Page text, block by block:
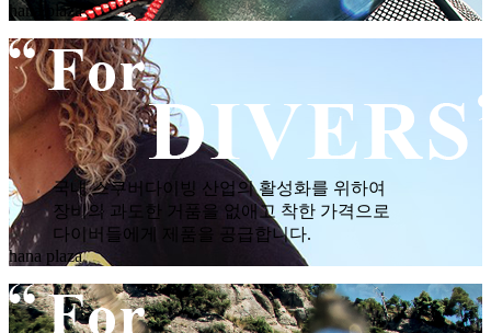
hana plaza
국내 스쿠버다이빙 산업의 활성화를 위하여
장비의 과도한 거품을 없애고 착한 가격으로
다이버들에게 제품을 공급합니다.
hana plaza